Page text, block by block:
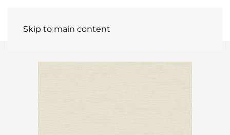
Skip to main content